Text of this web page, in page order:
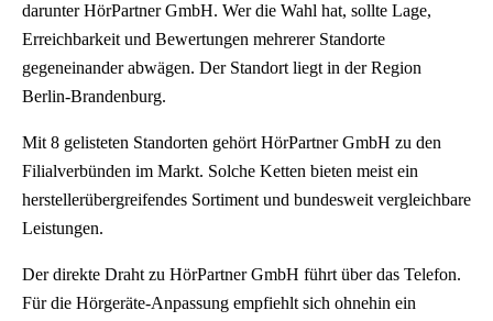
darunter HörPartner GmbH. Wer die Wahl hat, sollte Lage,
Erreichbarkeit und Bewertungen mehrerer Standorte
gegeneinander abwägen. Der Standort liegt in der Region
Berlin-Brandenburg.
Mit 8 gelisteten Standorten gehört HörPartner GmbH zu den
Filialverbünden im Markt. Solche Ketten bieten meist ein
herstellerübergreifendes Sortiment und bundesweit vergleichbare
Leistungen.
Der direkte Draht zu HörPartner GmbH führt über das Telefon.
Für die Hörgeräte-Anpassung empfiehlt sich ohnehin ein